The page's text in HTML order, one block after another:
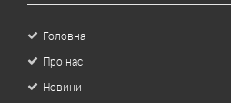
Головна
Про нас
Новини